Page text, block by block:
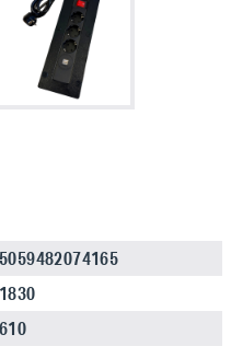
5059482074165
1830
610